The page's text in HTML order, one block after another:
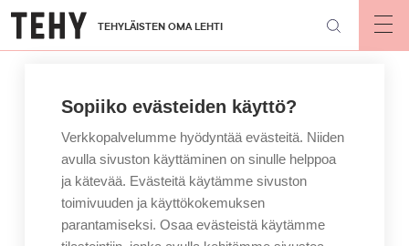
Hyppää
pääsisältöön
TEHYLÄISTEN OMA LEHTI
Sopiiko evästeiden käyttö?
Verkkopalvelumme hyödyntää evästeitä. Niiden
avulla sivuston käyttäminen on sinulle helppoa
ja kätevää. Evästeitä käytämme sivuston
toimivuuden ja käyttökokemuksen
parantamiseksi. Osaa evästeistä käytämme